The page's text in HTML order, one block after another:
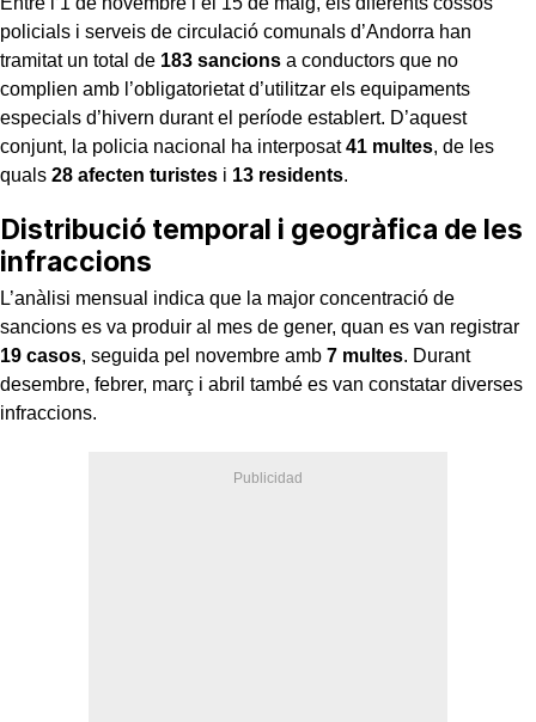
policials i serveis de circulació comunals d’Andorra han
tramitat un total de 183 sancions a conductors que no
complien amb l’obligatorietat d’utilitzar els equipaments
especials d’hivern durant el període establert. D’aquest
conjunt, la policia nacional ha interposat41 multes, de les
quals 28 afecten turistes i 13 residents.
Distribució temporal i geogràfica de les
infraccions
L’anàlisi mensual indica que la major concentració de
sancions es va produir al mes de gener, quan es van registrar
19 casos, seguida pel novembre amb 7 multes. Durant
desembre, febrer, març i abril també es van constatar diverses
infraccions.